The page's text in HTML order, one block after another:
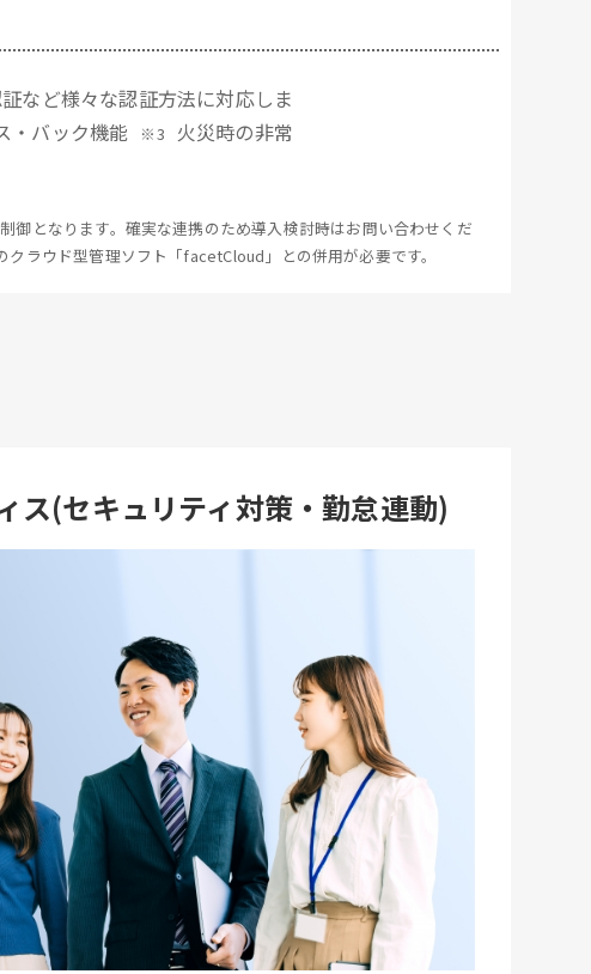
など様々な認証方法に対応しま
・バック機能
※3
火災時の非常
となります。確実な連携のため導入検討時はお問い合わせくだ
ラウド型管理ソフト「facetCloud」との併用が必要です。
ス(セキュリティ対策・勤怠連動)